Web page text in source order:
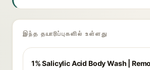
இந்த தயாரிப்புகளில் உள்ளது
1% Salicylic Acid Body Wash |